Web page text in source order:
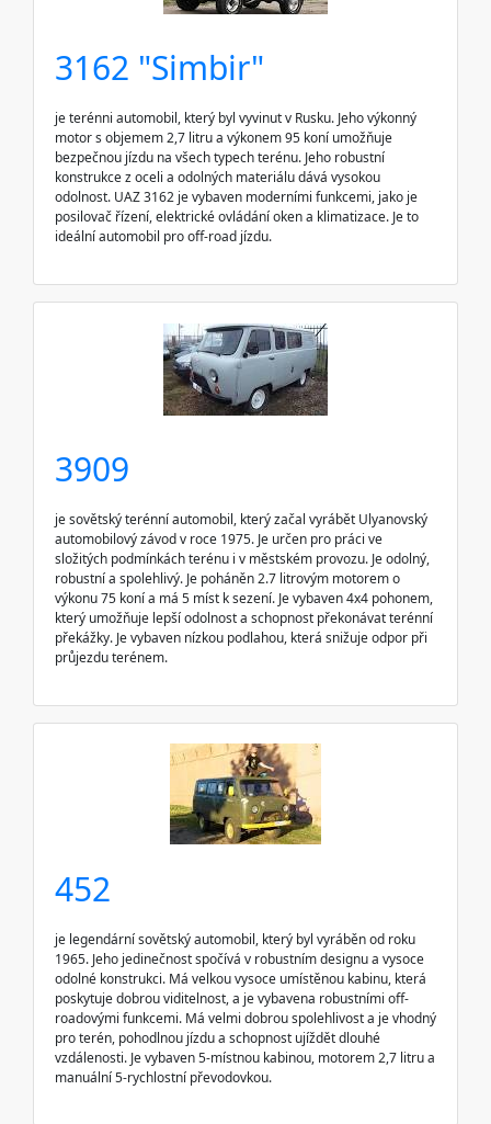
3162 "Simbir"
je terénni automobil, který byl vyvinut v Rusku. Jeho výkonný
motor s objemem 2,7 litru a výkonem 95 koní umožňuje
bezpečnou jízdu na všech typech terénu. Jeho robustní
konstrukce z oceli a odolných materiálu dává vysokou
odolnost. UAZ 3162 je vybaven moderními funkcemi, jako je
posilovač řízení, elektrické ovládání oken a klimatizace. Je to
ideální automobil pro off-road jízdu.
3909
je sovětský terénní automobil, který začal vyrábět Ulyanovský
automobilový závod v roce 1975. Je určen pro práci ve
složitých podmínkách terénu i v městském provozu. Je odolný,
robustní a spolehlivý. Je poháněn 2.7 litrovým motorem o
výkonu 75 koní a má 5 míst k sezení. Je vybaven 4x4 pohonem,
který umožňuje lepší odolnost a schopnost překonávat terénní
překážky. Je vybaven nízkou podlahou, která snižuje odpor při
průjezdu terénem.
452
je legendární sovětský automobil, který byl vyráběn od roku
1965. Jeho jedinečnost spočívá v robustním designu a vysoce
odolné konstrukci. Má velkou vysoce umístěnou kabinu, která
poskytuje dobrou viditelnost, a je vybavena robustními off-
roadovými funkcemi. Má velmi dobrou spolehlivost a je vhodný
pro terén, pohodlnou jízdu a schopnost ujíždět dlouhé
vzdálenosti. Je vybaven 5-místnou kabinou, motorem 2,7 litru a
manuální 5-rychlostní převodovkou.